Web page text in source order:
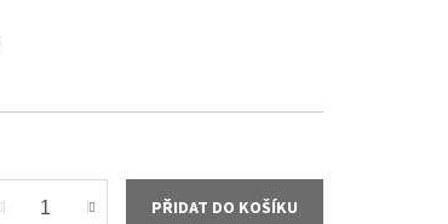
PŘIDAT DO KOŠÍKU